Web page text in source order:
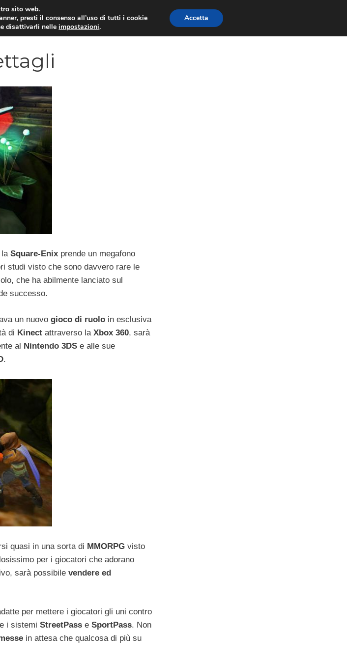
NEWS RECENSIONI TRAILER GIOCHI
la Square-Enix prende un megafono
studi visto che sono davvero rare le
che ha abilmente lanciato sul
successo.
un nuovo gioco di ruolo in esclusiva
di Kinect attraverso la Xbox 360, sarà
al Nintendo 3DS e alle sue
.
quasi in una sorta di MMORPG visto
per i giocatori che adorano
sarà possibile vendere ed
per mettere i giocatori gli uni contro
i sistemi StreetPass e SportPass. Non
in attesa che qualcosa di più su
sito web.
presti il consenso all’uso di tutti i cookie
disattivarli nelleimpostazioni.
Accetta